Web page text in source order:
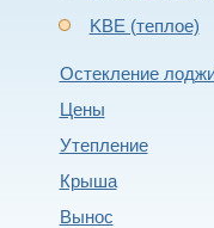
KBE (теплое)
Остекление
Цены
Утепление
Крыша
Вынос